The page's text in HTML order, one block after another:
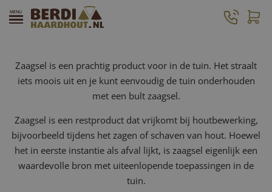
Zaagsel is een prachtig product voor in de tuin. Het straalt
iets moois uit en je kunt eenvoudig de tuin onderhouden
met een bult zaagsel.
Zaagsel is een restproduct dat vrijkomt bij houtbewerking,
bijvoorbeeld tijdens het zagen of schaven van hout. Hoewel
het in eerste instantie als afval lijkt, is zaagsel eigenlijk een
waardevolle bron met uiteenlopende toepassingen in de
tuin.